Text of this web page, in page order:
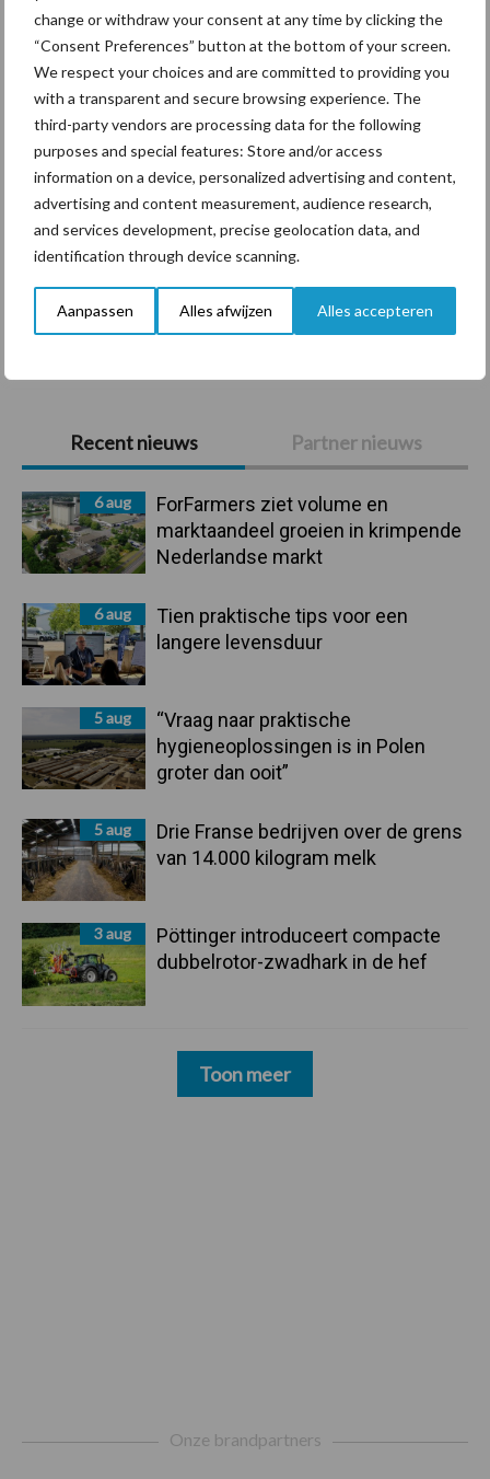
change or withdraw your consent at any time by clicking the
“Consent Preferences” button at the bottom of your screen.
We respect your choices and are committed to providing you
with a transparent and secure browsing experience. The
third-party vendors are processing data for the following
purposes and special features: Store and/or access
information on a device, personalized advertising and content,
advertising and content measurement, audience research,
and services development, precise geolocation data, and
identification through device scanning.
Aanpassen Alles afwijzen Alles accepteren
Primaire
Sidebar
Recent nieuws Partner nieuws
6 aug
ForFarmers ziet volume en
marktaandeel groeien in krimpende
Nederlandse markt
6 aug
Tien praktische tips voor een
langere levensduur
5 aug
“Vraag naar praktische
hygieneoplossingen is in Polen
groter dan ooit”
5 aug
Drie Franse bedrijven over de grens
van 14.000 kilogram melk
3 aug
Pöttinger introduceert compacte
dubbelrotor-zwadhark in de hef
Toon meer
Themapagina's
Diergezondheid Bemesting Fokkerij
Bedrijfsnieuws
Ligbox &
Voerhekken
Toon meer
Onze brandpartners